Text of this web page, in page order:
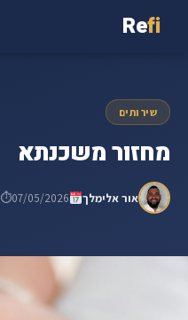
Refi
שירותים
מחזור משכנתא
אור אלימלך 07/05/2026⏱ 1 דקות קריאה